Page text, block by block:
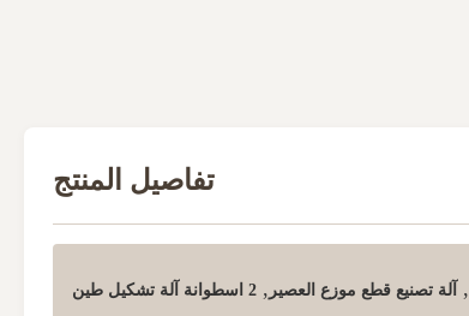
تفاصيل المنتج
, آلة تصنيع قطع موزع العصير , 2 اسطوانة آلة تشكيل طين